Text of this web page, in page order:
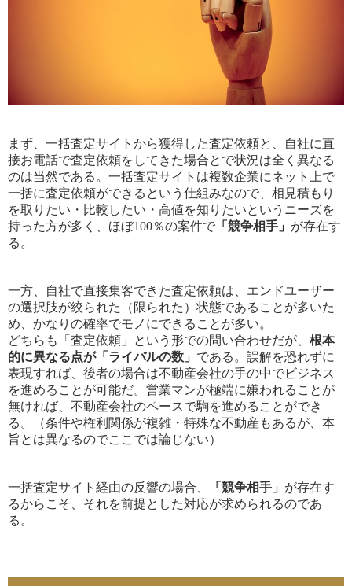
まず、一括査定サイトから獲得した査定依頼と、自社に直
接お電話で査定依頼をしてきた場合とで状況は全く異なる
のは当然である。一括査定サイトは複数企業にネット上で
一括に査定依頼ができるという仕組みなので、相見積もり
を取りたい・比較したい・高値を知りたいというニーズを
持った方が多く、ほぼ100％の案件で 「競争相手」 が存在す
る。
一方、自社で直接集客できた査定依頼は、エンドユーザー
の選択肢が絞られた（限られた）状態であることが多いた
め、かなりの確率でモノにできることが多い。
どちらも「査定依頼」という形での問い合わせだが、 根本
的に異なる点が「ライバルの数」 である。誤解を恐れずに
表現すれば、後者の場合は不動産会社の手の中でビジネス
を進めることが可能だ。営業マンが極端に嫌われることが
無ければ、不動産会社のペースで駒を進めることができ
る。（条件や権利関係が複雑・特殊な不動産もあるが、本
旨とは異なるのでここでは論じない）
一括査定サイト経由の反響の場合、 「競争相手」 が存在す
るからこそ、それを前提とした対応が求められるのであ
る。